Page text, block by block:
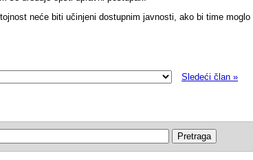
neće biti učinjeni dostupnim javnosti, ako bi time moglo
Sledeći član »